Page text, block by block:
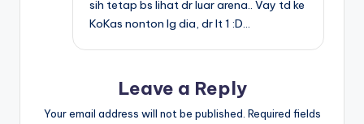
sih tetap bs lihat dr luar arena.. Vay td ke
KoKas nonton lg dia, dr lt 1 :D…
Leave a Reply
Your email address will not be published. Required fields